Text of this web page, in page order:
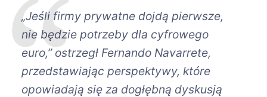
„Jeśli firmy prywatne dojdą pierwsze,
nie będzie potrzeby dla cyfrowego
euro,” ostrzegł Fernando Navarrete,
przedstawiając perspektywy, które
opowiadają się za dogłębną dyskusją